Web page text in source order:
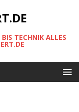
TECHNIK ALLES